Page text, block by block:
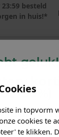
in topvorm
cookies te
te klikken.
besteld
in huis!*
geluk!
-30%
je